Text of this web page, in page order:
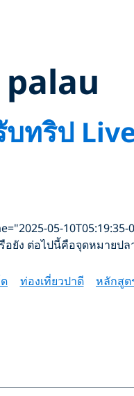
palau
บทริป
05-
ยัง ต่อไปนี้คือจุดหมายป
ท่องเที่ยวปาดี หลักสูต